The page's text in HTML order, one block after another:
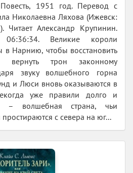
1951 год. Перевод с
Николаевна Ляхова (Ижевск:
Читает Александр Крупинин.
06:36:34. Великие короли
в Нарнию, чтобы восстановить
вернуть трон законному
звуку волшебного горна
и Люси вновь оказываются в
уже правили долго и
– волшебная страна, чьи
с севера на юг...